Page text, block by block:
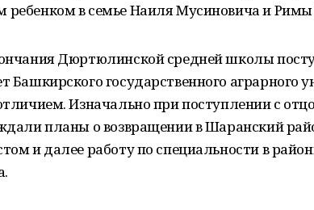
в семье Наиля Мусиновича и
Дюртюлинской средней школы
Башкирского государственного аграрного
Изначально при поступлении с
планы о возвращении в Шаранский
и далее работу по специальности в